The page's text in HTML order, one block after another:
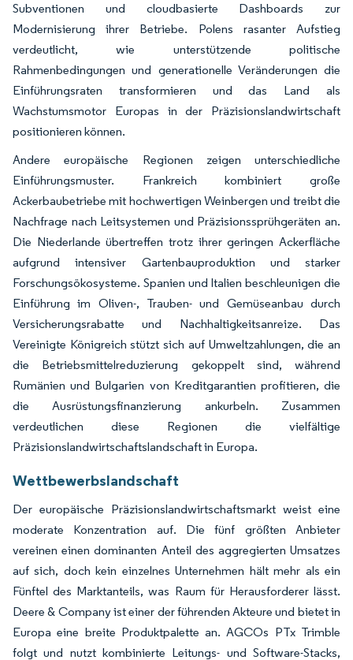
Subventionen und cloudbasierte Dashboards zur
Modernisierung ihrer Betriebe. Polens rasanter Aufstieg
verdeutlicht, wie unterstützende politische
Rahmenbedingungen und generationelle Veränderungen die
Einführungsraten transformieren und das Land als
Wachstumsmotor Europas in der Präzisionslandwirtschaft
positionieren können.
Andere europäische Regionen zeigen unterschiedliche
Einführungsmuster. Frankreich kombiniert große
Ackerbaubetriebe mit hochwertigen Weinbergen und treibt die
Nachfrage nach Leitsystemen und Präzisionssprühgeräten an.
Die Niederlande übertreffen trotz ihrer geringen Ackerfläche
aufgrund intensiver Gartenbauproduktion und starker
Forschungsökosysteme. Spanien und Italien beschleunigen die
Einführung im Oliven-, Trauben- und Gemüseanbau durch
Versicherungsrabatte und Nachhaltigkeitsanreize. Das
Vereinigte Königreich stützt sich auf Umweltzahlungen, die an
die Betriebsmittelreduzierung gekoppelt sind, während
Rumänien und Bulgarien von Kreditgarantien profitieren, die
die Ausrüstungsfinanzierung ankurbeln. Zusammen
verdeutlichen diese Regionen die vielfältige
Präzisionslandwirtschaftslandschaft in Europa.
Wettbewerbslandschaft
Der europäische Präzisionslandwirtschaftsmarkt weist eine
moderate Konzentration auf. Die fünf größten Anbieter
vereinen einen dominanten Anteil des aggregierten Umsatzes
auf sich, doch kein einzelnes Unternehmen hält mehr als ein
Fünftel des Marktanteils, was Raum für Herausforderer lässt.
Deere & Company ist einer der führenden Akteure und bietet in
Europa eine breite Produktpalette an. AGCOs PTx Trimble
folgt und nutzt kombinierte Leitungs- und Software-Stacks,